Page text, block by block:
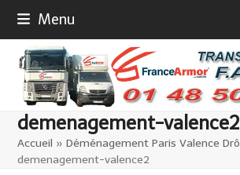
content
Menu
demenagement-valence2
Accueil »Déménagement Paris Valence
demenagement-valence2